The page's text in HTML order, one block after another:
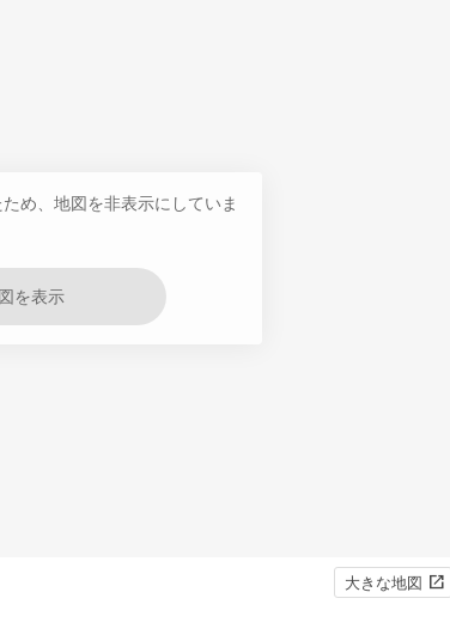
め、地図を非表示にしていま
を表示
大きな地図